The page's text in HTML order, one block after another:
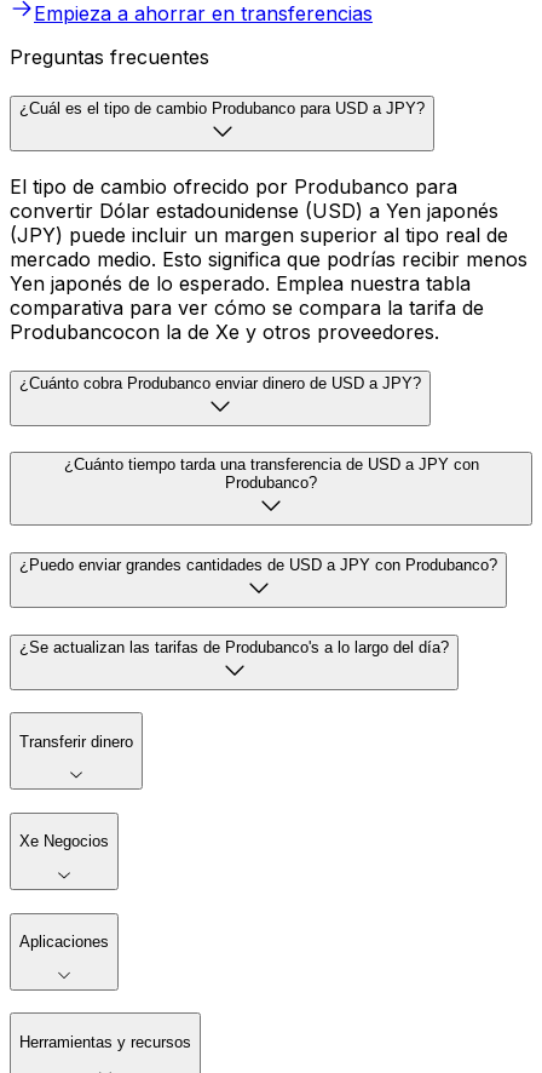
Empieza a ahorrar en transferencias
Preguntas frecuentes
¿Cuál es el tipo de cambio Produbanco para USD a JPY?
El tipo de cambio ofrecido por Produbanco para
convertir Dólar estadounidense (USD) a Yen japonés
(JPY) puede incluir un margen superior al tipo real de
mercado medio. Esto significa que podrías recibir menos
Yen japonés de lo esperado. Emplea nuestra tabla
comparativa para ver cómo se compara la tarifa de
Produbancocon la de Xe y otros proveedores.
¿Cuánto cobra Produbanco enviar dinero de USD a JPY?
¿Cuánto tiempo tarda una transferencia de USD a JPY con
Produbanco?
¿Puedo enviar grandes cantidades de USD a JPY con Produbanco?
¿Se actualizan las tarifas de Produbanco's a lo largo del día?
Transferir dinero
Xe Negocios
Aplicaciones
Herramientas y recursos